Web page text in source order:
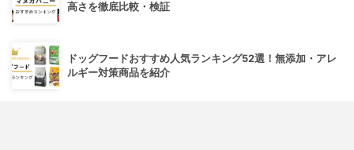
高さを徹底比較・検証
ドッグフードおすすめ人気ランキング52選！無添加・アレ
ルギー対策商品を紹介